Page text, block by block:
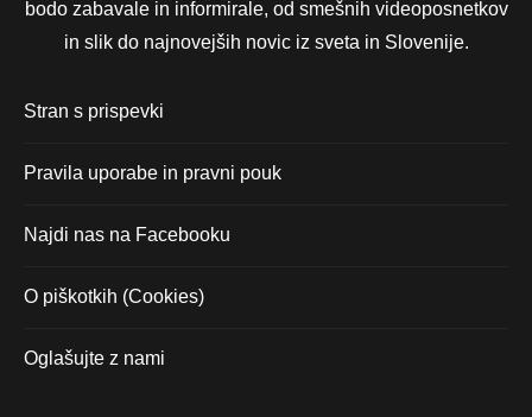
bodo zabavale in informirale, od smešnih videoposnetkov
in slik do najnovejših novic iz sveta in Slovenije.
Stran s prispevki
Pravila uporabe in pravni pouk
Najdi nas na Facebooku
O piškotkih (Cookies)
Oglašujte z nami